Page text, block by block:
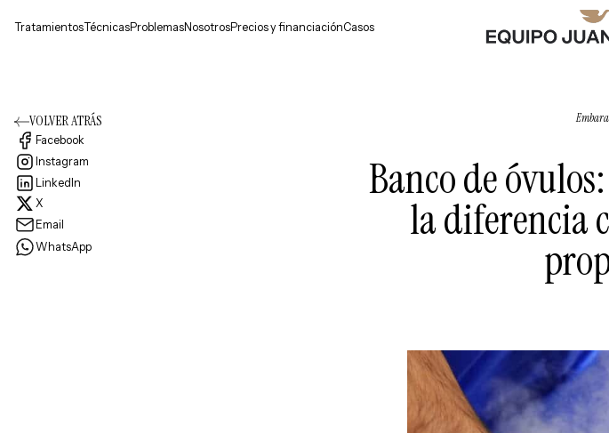
TratamientosTécnicasProblemasNosotrosPrecios y financiaciónCasos
VOLVER ATRÁS
Facebook
Instagram
LinkedIn
X
Email
WhatsApp
Banco de
la diferencia